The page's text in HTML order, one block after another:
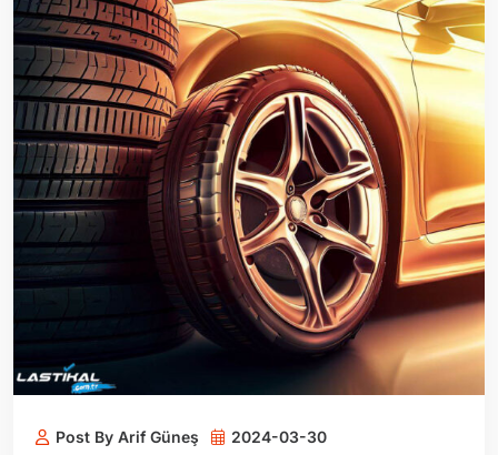
Post By Arif Güneş
2024-03-30